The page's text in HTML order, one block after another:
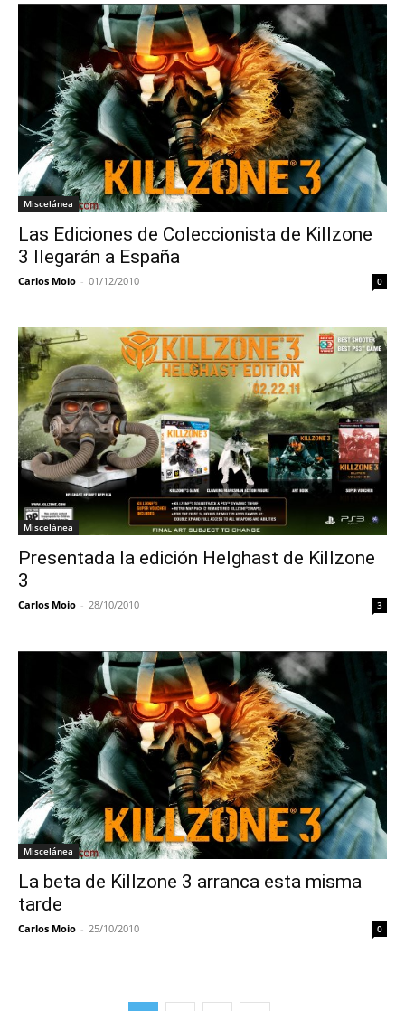
Miscelánea
Las Ediciones de Coleccionista de Killzone
3 llegarán a España
Carlos Moio - 01/12/2010 0
Miscelánea
Presentada la edición Helghast de Killzone
3
Carlos Moio - 28/10/2010 3
Miscelánea
La beta de Killzone 3 arranca esta misma
tarde
Carlos Moio - 25/10/2010 0